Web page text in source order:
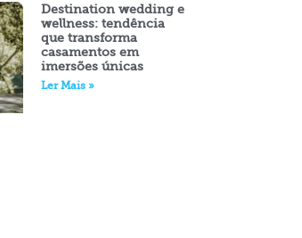
Destination wedding e
wellness: tendência
que transforma
casamentos em
imersões únicas
Ler Mais »